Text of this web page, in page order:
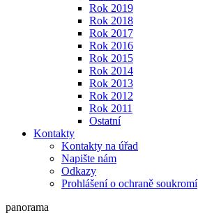
Rok 2019
Rok 2018
Rok 2017
Rok 2016
Rok 2015
Rok 2014
Rok 2013
Rok 2012
Rok 2011
Ostatní
Kontakty
Kontakty na úřad
Napište nám
Odkazy
Prohlášení o ochraně soukromí
panorama